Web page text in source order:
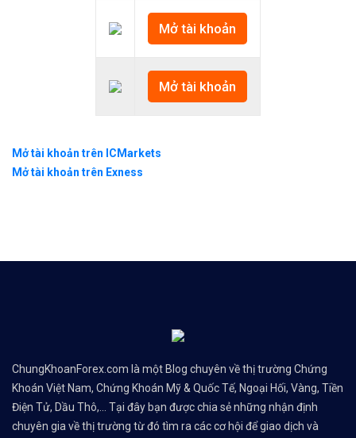
Mở tài khoản
Mở tài khoản
Mở tài khoản trên ICMarkets
Mở tài khoản trên Exness
ChungKhoanForex.com là một Blog chuyên về thị trường Chứng
Khoán Việt Nam, Chứng Khoán Mỹ & Quốc Tế, Ngoại Hối, Vàng, Tiền
Điện Tử, Dầu Thô,... Tại đây bạn được chia sẻ những nhận định
chuyên gia về thị trường từ đó tìm ra các cơ hội để giao dịch và